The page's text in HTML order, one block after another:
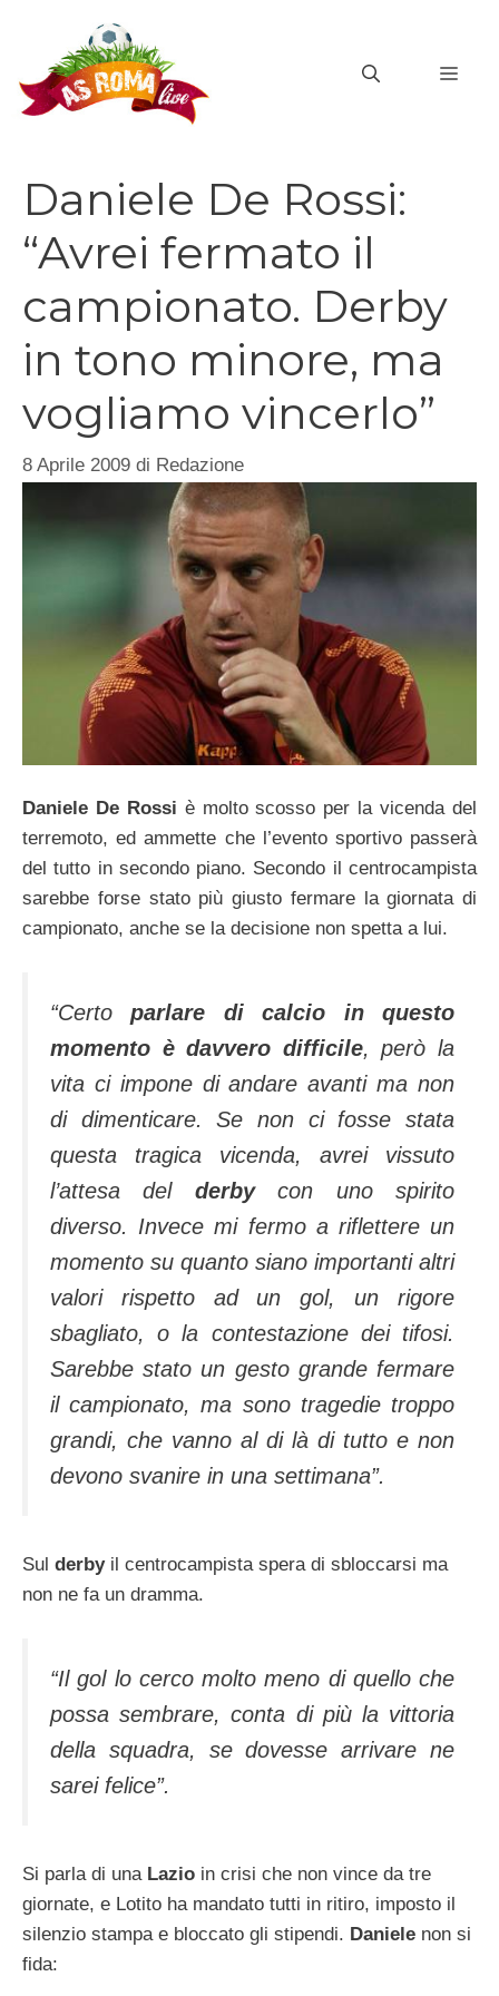
contenuto
Daniele De Rossi:
“Avrei fermato il
campionato. Derby
in tono minore, ma
vogliamo vincerlo”
8 Aprile 2009 di Redazione
Daniele De Rossi è molto scosso per la vicenda del
terremoto, ed ammette che l’evento sportivo passerà
del tutto in secondo piano. Secondo il centrocampista
sarebbe forse stato più giusto fermare la giornata di
campionato, anche se la decisione non spetta a lui.
“Certoparlare di calcio in questo
momento è davvero difficile, però la
vita ci impone di andare avanti ma non
di dimenticare. Se non ci fosse stata
questa tragica vicenda, avrei vissuto
l’attesa delderbycon uno spirito
diverso. Invece mi fermo a riflettere un
momento su quanto siano importanti altri
valori rispetto ad un gol, un rigore
sbagliato, o la contestazione dei tifosi.
Sarebbe stato un gesto grande fermare
il campionato, ma sono tragedie troppo
grandi, che vanno al di là di tutto e non
devono svanire in una settimana”.
Sul derby il centrocampista spera di sbloccarsi ma
non ne fa un dramma.
“Il gol lo cerco molto meno di quello che
possa sembrare, conta di più la vittoria
della squadra, se dovesse arrivare ne
sarei felice”.
Si parla di una Lazio in crisi che non vince da tre
giornate, e Lotito ha mandato tutti in ritiro, imposto il
silenzio stampa e bloccato gli stipendi. Daniele non si
fida: